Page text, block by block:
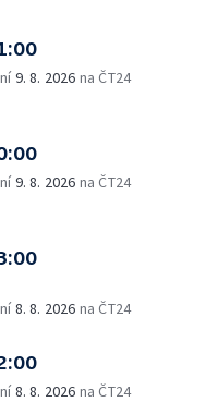
9. 8. 2026 na ČT24
9. 8. 2026 na ČT24
8. 8. 2026 na ČT24
8. 8. 2026 na ČT24